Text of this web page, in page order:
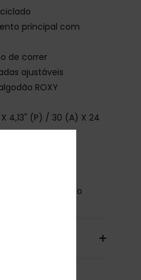
principal com
de correr
ajustáveis
ROXY
X 4,13" (P) / 30 (A) X 24
poliéster reciclado